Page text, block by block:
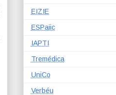
EIZIE
ESPaiic
IAPTI
Tremédica
UniCo
Verbéu